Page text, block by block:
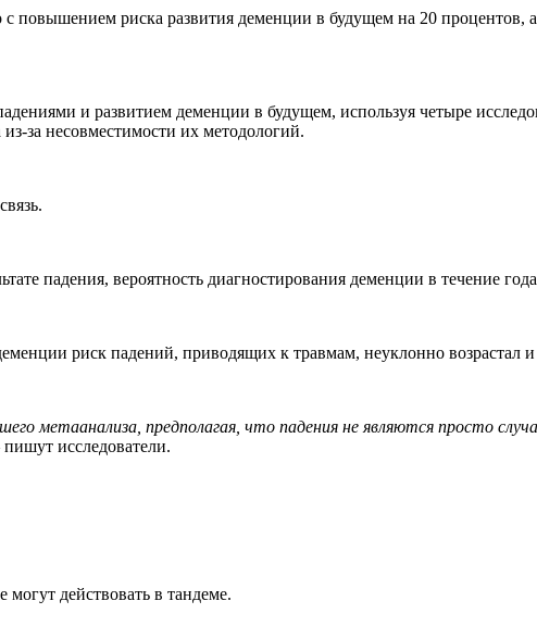
с повышением риска развития деменции в будущем на 20
и развитием деменции в будущем, используя четыре
за несовместимости их методологий.
падения, вероятность диагностирования деменции в течение
риск падений, приводящих к травмам, неуклонно возрастал
метаанализа, предполагая, что падения не являются просто
исследователи.
действовать в тандеме.